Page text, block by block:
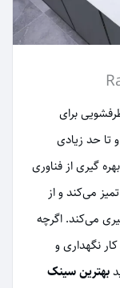
برای
تا حد زیادی
گیری از فناوری
می‌کند و از
می‌کند. اگرچه
نگهداری و
بهترین سینک